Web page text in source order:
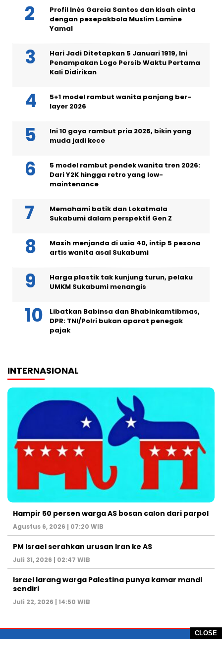
CLOSE
Profil Inés Garcia Santos dan kisah cinta
dengan pesepakbola Muslim Lamine
Yamal
Hari Jadi Ditetapkan 5 Januari 1919, Ini
Penampakan Logo Persib Waktu Pertama
Kali Didirikan
5+1 model rambut wanita panjang ber-
layer 2026
Ini 10 gaya rambut pria 2026, bikin yang
muda jadi kece
5 model rambut pendek wanita tren 2026:
Dari Y2K hingga retro yang low-
maintenance
Memahami batik dan Lokatmala
Sukabumi dalam perspektif Gen Z
Masih menjanda di usia 40, intip 5 pesona
artis wanita asal Sukabumi
Harga plastik tak kunjung turun, pelaku
UMKM Sukabumi menangis
Libatkan Babinsa dan Bhabinkamtibmas,
DPR: TNI/Polri bukan aparat penegak
pajak
INTERNASIONAL
Hampir 50 persen warga AS bosan calon dari parpol
Agustus 6, 2026 | 07:20 WIB
PM Israel serahkan urusan Iran ke AS
Juli 31, 2026 | 02:47 WIB
Israel larang warga Palestina punya kamar mandi
sendiri
Juli 22, 2026 | 14:50 WIB